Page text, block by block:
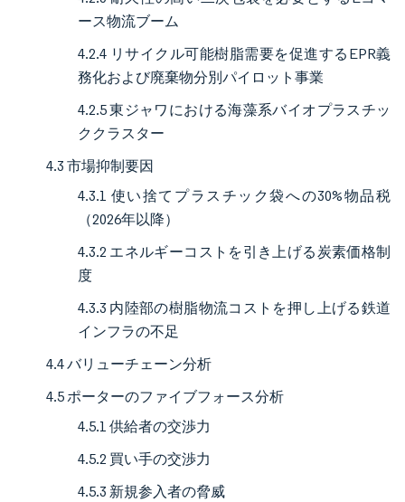
ース物流ブーム
4.2.4 リサイクル可能樹脂需要を促進するEPR義
務化および廃棄物分別パイロット事業
4.2.5 東ジャワにおける海藻系バイオプラスチッ
ククラスター
4.3 市場抑制要因
4.3.1 使い捨てプラスチック袋への30%物品税
（2026年以降）
4.3.2 エネルギーコストを引き上げる炭素価格制
度
4.3.3 内陸部の樹脂物流コストを押し上げる鉄道
インフラの不足
4.4 バリューチェーン分析
4.5 ポーターのファイブフォース分析
4.5.1 供給者の交渉力
4.5.2 買い手の交渉力
4.5.3 新規参入者の脅威